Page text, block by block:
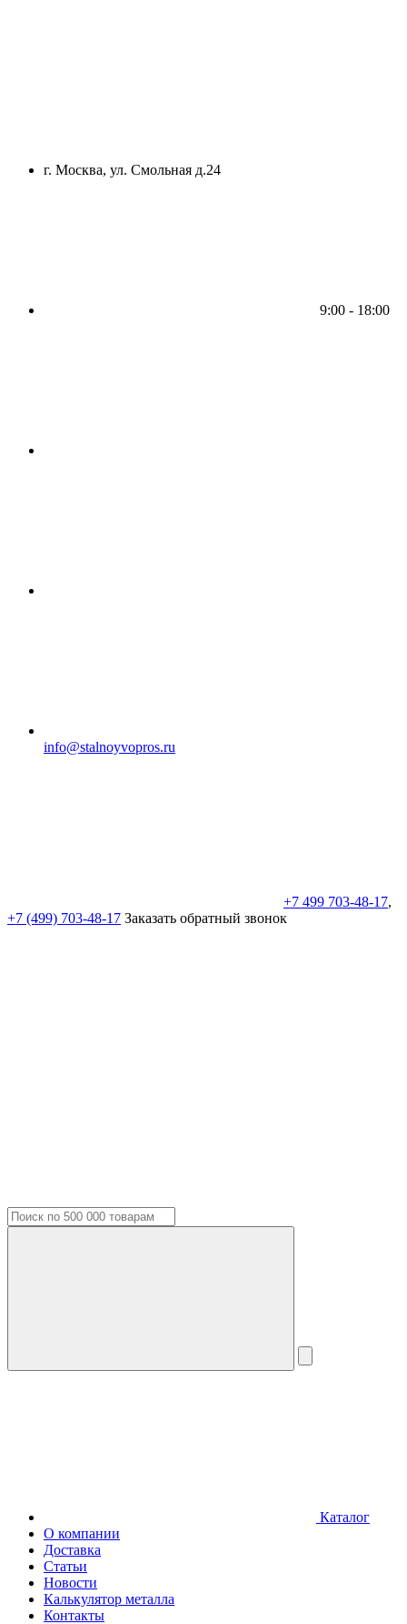
г. Москва, ул. Смольная д.24
9:00 - 18:00
info@stalnoyvopros.ru
+7 499 703-48-17,
+7 (499) 703-48-17 Заказать обратный звонок
Каталог
О компании
Доставка
Статьи
Новости
Калькулятор металла
Контакты